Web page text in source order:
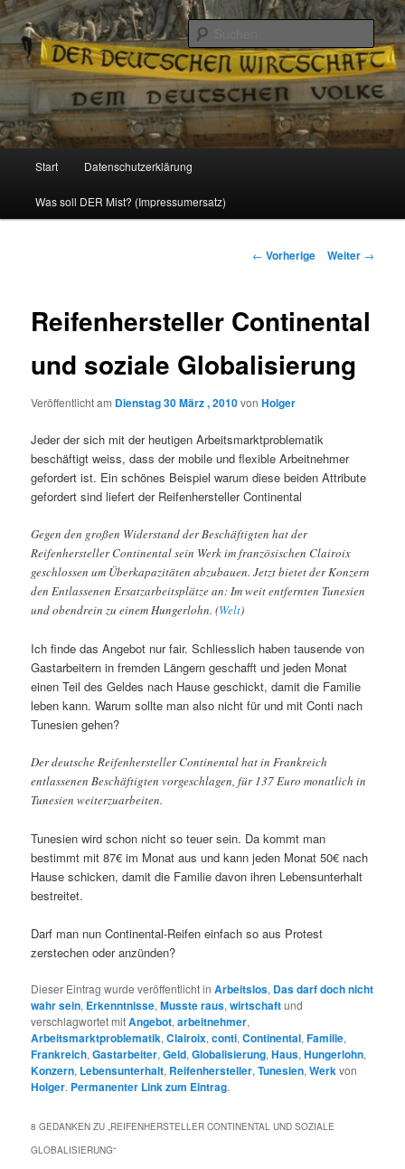
Reizzentrum
Politik, Wirtschaft, Soziales und Gesellschaft
Zum
Inhalt
Start Datenschutzerklärung
Was soll DER Mist? (Impressumersatz)
Beitrags-
← Vorherige Weiter →
Reifenhersteller Continental
und soziale Globalisierung
Veröffentlicht am Dienstag 30 März , 2010vonHolger
Jeder der sich mit der heutigen Arbeitsmarktproblematik
beschäftigt weiss, dass der mobile und flexible Arbeitnehmer
gefordert ist. Ein schönes Beispiel warum diese beiden Attribute
gefordert sind liefert der Reifenhersteller Continental
Gegen den großen Widerstand der Beschäftigten hat der
Reifenhersteller Continental sein Werk im französischen Clairoix
geschlossen um Überkapazitäten abzubauen. Jetzt bietet der Konzern
den Entlassenen Ersatzarbeitsplätze an: Im weit entfernten Tunesien
und obendrein zu einem Hungerlohn. (Welt)
Ich finde das Angebot nur fair. Schliesslich haben tausende von
Gastarbeitern in fremden Längern geschafft und jeden Monat
einen Teil des Geldes nach Hause geschickt, damit die Familie
leben kann. Warum sollte man also nicht für und mit Conti nach
Tunesien gehen?
Der deutsche Reifenhersteller Continental hat in Frankreich
entlassenen Beschäftigten vorgeschlagen, für 137 Euro monatlich in
Tunesien weiterzuarbeiten.
Tunesien wird schon nicht so teuer sein. Da kommt man
bestimmt mit 87€ im Monat aus und kann jeden Monat 50€ nach
Hause schicken, damit die Familie davon ihren Lebensunterhalt
bestreitet.
Darf man nun Continental-Reifen einfach so aus Protest
zerstechen oder anzünden?
Dieser Eintrag wurde veröffentlicht inArbeitslos, Das darf doch nicht
wahr sein, Erkenntnisse,Musste raus,wirtschaftund
verschlagwortet mitAngebot,arbeitnehmer,
Arbeitsmarktproblematik,Clairoix,conti,Continental,Familie,
Frankreich,Gastarbeiter,Geld,Globalisierung,Haus,Hungerlohn,
Konzern, Lebensunterhalt, Reifenhersteller,Tunesien,Werkvon
Holger. Permanenter Link zum Eintrag.
8 GEDANKEN ZU „ REIFENHERSTELLER CONTINENTAL UND SOZIALE
GLOBALISIERUNG“